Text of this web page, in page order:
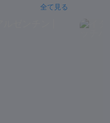
全て見る